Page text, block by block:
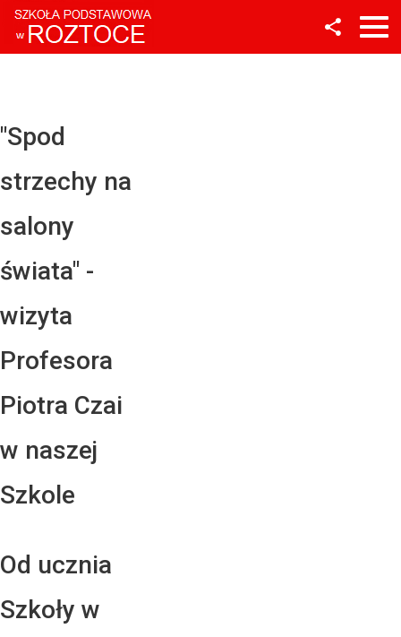
"Spod
strzechy na
salony
świata" -
wizyta
Profesora
Piotra Czai
w naszej
Szkole
Od ucznia
Szkoły w